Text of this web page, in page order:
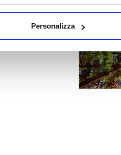
Personalizza